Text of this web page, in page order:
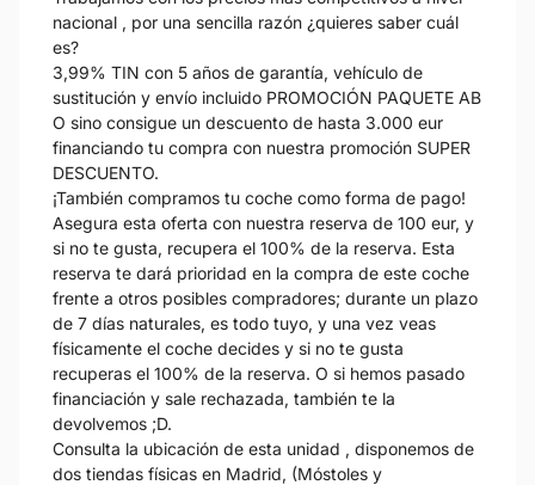
nacional , por una sencilla razón ¿quieres saber cuál
es?
3,99% TIN con 5 años de garantía, vehículo de
sustitución y envío incluido PROMOCIÓN PAQUETE AB
O sino consigue un descuento de hasta 3.000 eur
financiando tu compra con nuestra promoción SUPER
DESCUENTO.
¡También compramos tu coche como forma de pago!
Asegura esta oferta con nuestra reserva de 100 eur, y
si no te gusta, recupera el 100% de la reserva. Esta
reserva te dará prioridad en la compra de este coche
frente a otros posibles compradores; durante un plazo
de 7 días naturales, es todo tuyo, y una vez veas
físicamente el coche decides y si no te gusta
recuperas el 100% de la reserva. O si hemos pasado
financiación y sale rechazada, también te la
devolvemos ;D.
Consulta la ubicación de esta unidad , disponemos de
dos tiendas físicas en Madrid, (Móstoles y